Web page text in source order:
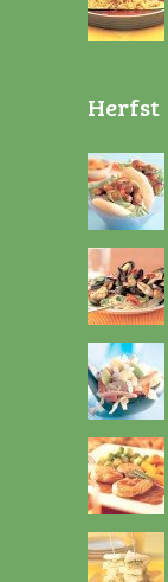
Herfst